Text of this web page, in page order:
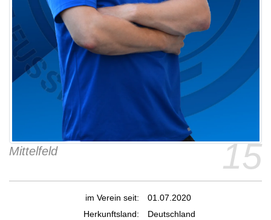
15
Mittelfeld
im Verein seit:
01.07.2020
Herkunftsland:
Deutschland